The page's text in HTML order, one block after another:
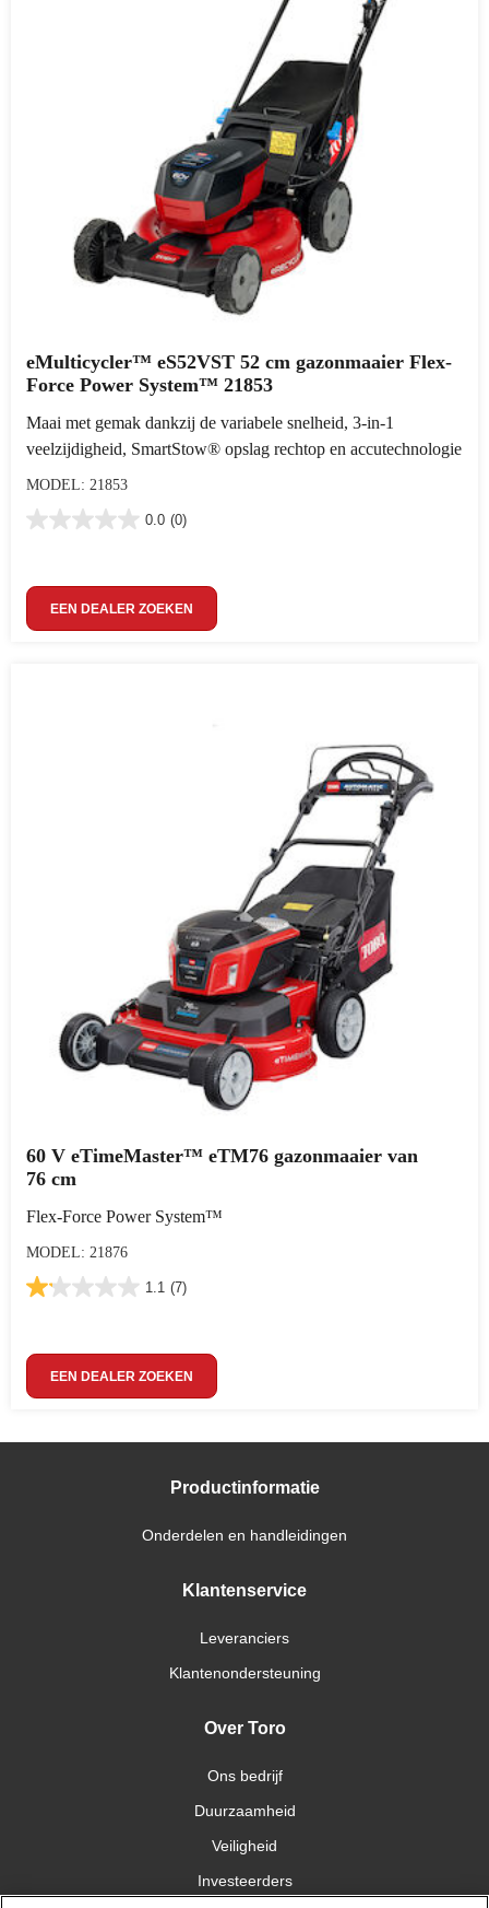
eMulticycler™ eS52VST 52 cm gazonmaaier Flex-
Force Power System™ 21853
Maai met gemak dankzij de variabele snelheid, 3-in-1
veelzijdigheid, SmartStow® opslag rechtop en accutechnologie
MODEL: 21853
0.0 (0)
EEN DEALER ZOEKEN
60 V eTimeMaster™ eTM76 gazonmaaier van
76 cm
Flex-Force Power System™
MODEL: 21876
1.1 (7)
EEN DEALER ZOEKEN
Productinformatie
Onderdelen en handleidingen
Klantenservice
Leveranciers
Klantenondersteuning
Over Toro
Ons bedrijf
Duurzaamheid
Veiligheid
Investeerders